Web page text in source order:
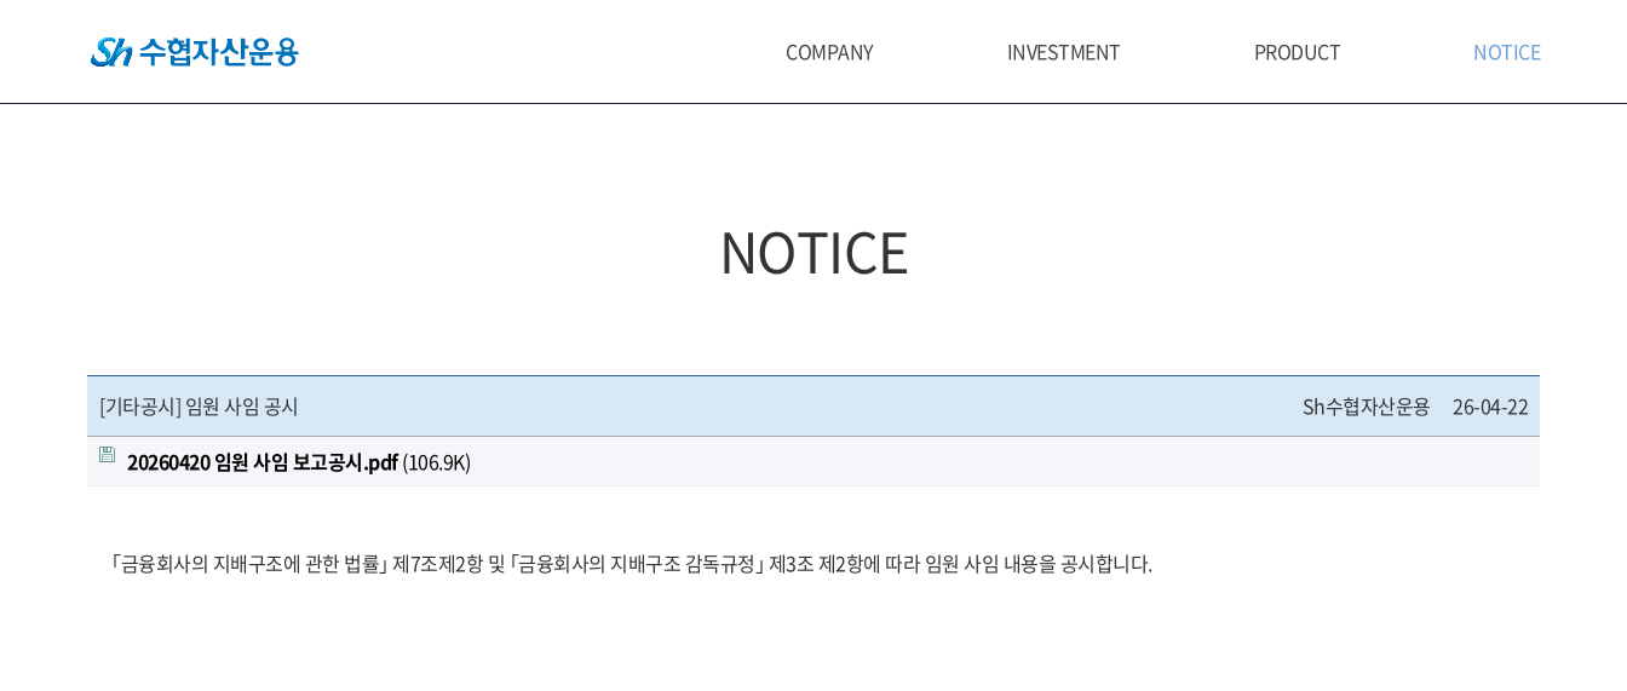
COMPANY
SUHYUP ASSET PEOPLE
CONTACT US
INVESTMENT PRODUCT NOTICE
NOTICE
[기타공시] 임원 사임 공시 Sh수협자산운용
26-04-22
20260420 임원 사임 보고공시.pdf(106.9K)
｢금융회사의 지배구조에 관한 법률｣ 제7조제2항 및 ｢금융회사의 지배구조 감독규정｣ 제3조 제2항에 따라 임원 사임 내용을 공시합니다.